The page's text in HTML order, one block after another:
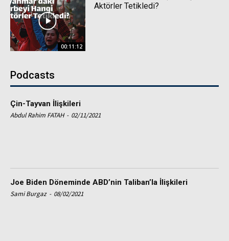
00:11:12
Aktörler Tetikledi?
Podcasts
Çin-Tayvan İlişkileri
Abdul Rahim FATAH - 02/11/2021
Joe Biden Döneminde ABD’nin Taliban’la İlişkileri
Sami Burgaz - 08/02/2021